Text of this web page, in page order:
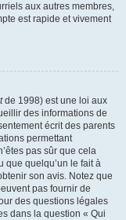
aux autres membres,
est rapide et vivement
de 1998) est une loi aux
des informations de
écrit des parents
permettant
pas sûr que cela
que quelqu’un le fait à
son avis. Notez que
pas fournir de
des questions légales
dans la question « Qui